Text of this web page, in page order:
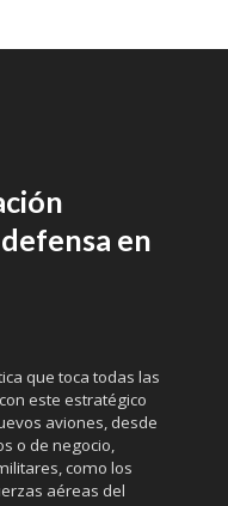
en
que toca todas las
este estratégico
aviones, desde
o de negocio,
como los
aéreas del